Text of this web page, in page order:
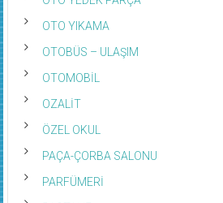
OTO YIKAMA
OTOBÜS – ULAŞIM
OTOMOBİL
OZALİT
ÖZEL OKUL
PAÇA-ÇORBA SALONU
PARFÜMERİ